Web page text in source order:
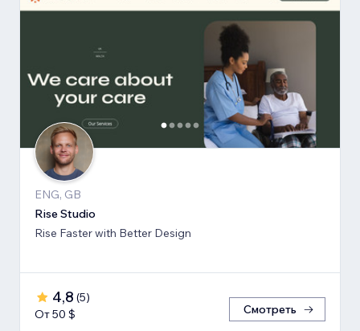
ENG, GB
Rise Studio
Rise Faster with Better Design
4,8 (5)
От 50 $
Смотреть